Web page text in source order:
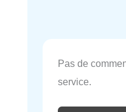
Pas de
service.